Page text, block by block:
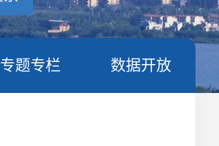
专题专栏 数据开放